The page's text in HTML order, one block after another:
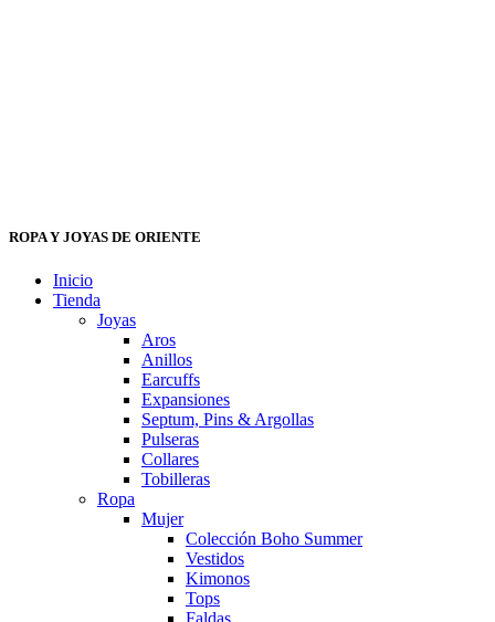
ROPA Y JOYAS DE ORIENTE
Inicio
Tienda
Joyas
Aros
Anillos
Earcuffs
Expansiones
Septum, Pins & Argollas
Pulseras
Collares
Tobilleras
Ropa
Mujer
Colección Boho Summer
Vestidos
Kimonos
Tops